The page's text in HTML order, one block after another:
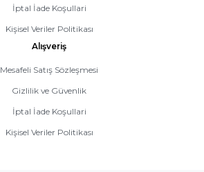
İptal İade Koşullari
Kişisel Veriler Politikası
Alışveriş
Mesafeli Satış Sözleşmesi
Gizlilik ve Güvenlik
İptal İade Koşullari
Kişisel Veriler Politikası